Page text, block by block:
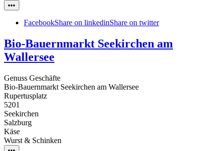
•••
FacebookShare on linkedinShare on twitter
Bio-Bauernmarkt Seekirchen am
Wallersee
Genuss Geschäfte
Bio-Bauernmarkt Seekirchen am Wallersee
Rupertusplatz
5201
Seekirchen
Salzburg
Käse
Wurst & Schinken